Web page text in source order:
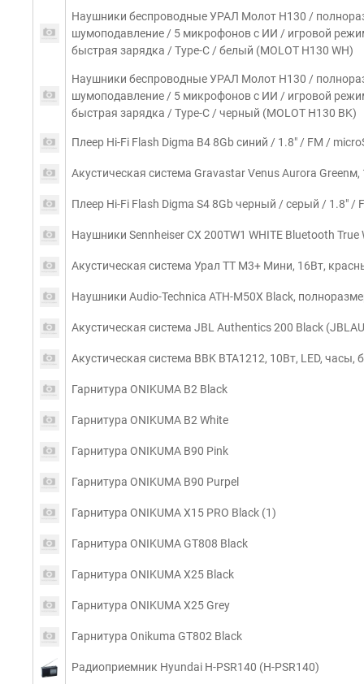
Наушники беспроводные УРАЛ Молот Н130 /
шумоподавление / 5 микрофонов с ИИ / игровой
быстрая зарядка / Type-C / белый (MOLOT H130 WH)
Наушники беспроводные УРАЛ Молот Н130 /
шумоподавление / 5 микрофонов с ИИ / игровой
быстрая зарядка / Type-C / черный (MOLOT H130 BK)
Плеер Hi-Fi Flash Digma B4 8Gb синий / 1.8" / FM /
Акустическая система Gravastar Venus Aurora Greenм,
Плеер Hi-Fi Flash Digma S4 8Gb черный / серый / 1.8" /
Наушники Sennheiser CX 200TW1 WHITE Bluetooth True
Акустическая система Урал ТТ М3+ Мини, 16Вт,
Наушники Audio-Technica ATH-M50X Black,
Акустическая система JBL Authentics 200 Black
Акустическая система BBK BTA1212, 10Вт, LED, часы,
Гарнитура ONIKUMA B2 Black
Гарнитура ONIKUMA B2 White
Гарнитура ONIKUMA B90 Pink
Гарнитура ONIKUMA B90 Purpel
Гарнитура ONIKUMA X15 PRO Black (1)
Гарнитура ONIKUMA GT808 Black
Гарнитура ONIKUMA X25 Black
Гарнитура ONIKUMA X25 Grey
Гарнитура Onikuma GT802 Black
Радиоприемник Hyundai H-PSR140 (H-PSR140)